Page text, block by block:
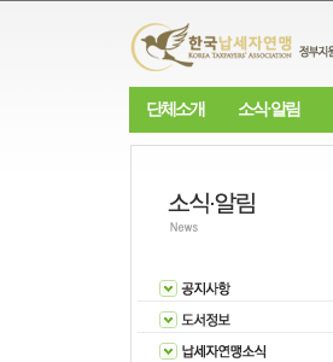
단체소개 소식·알림